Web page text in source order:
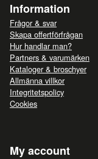
Information
Frågor & svar
Skapa offertförfrågan
Hur handlar man?
Partners & varumärken
Kataloger & broschyer
Allmänna villkor
Integritetspolicy
Cookies
My account